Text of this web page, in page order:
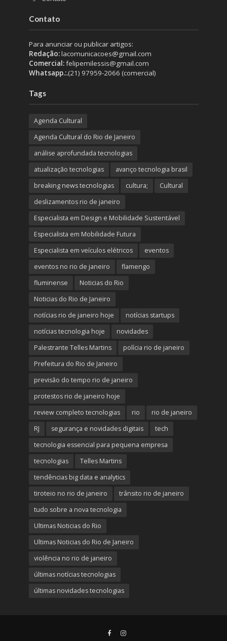
Contato
Para anunciar ou publicar artigos:
Redação:lacomunicacoes@gmail.com
Comercial:felipemilessis@gmail.com
Whatsapp.:.(21) 97959-2066 (comercial)
Tags
Agenda Cultural
Agenda Cultural do Rio de Janeiro
análise aprofundada tecnologias
atualização tecnologias
avanço tecnologia brasil
breaking news tecnologias
cultura;
Cultural
deslizamentos rio de janeiro
Especialista em Design e Mobilidade Sustentável
Especialista em Mobilidade Futura
Especialista em veículos elétricos
eventos
eventos no rio de janeiro
flamengo
fluminense
Noticias do Rio
Noticias do Rio de Janeiro
notícias rio de janeiro hoje
notícias startups
notícias tecnologia hoje
novidades
Palestrante Telles Martins
polícia rio de janeiro
Prefeitura do Rio de Janeiro
previsão do tempo rio de janeiro
protestos rio de janeiro hoje
review completo tecnologias
rio
rio de janeiro
RJ
segurança e novidades digitais
tech
tecnologia essencial para pequena empresa
tecnologias
Telles Martins
tendências big data e analytics
tiroteio no rio de janeiro
trânsito rio de janeiro
tudo sobre a nova tecnologia
Ultimas Noticias do Rio
Ultimas Noticias do Rio de Janeiro
violência no rio de janeiro
últimas notícias tecnologias
últimas novidades tecnologias